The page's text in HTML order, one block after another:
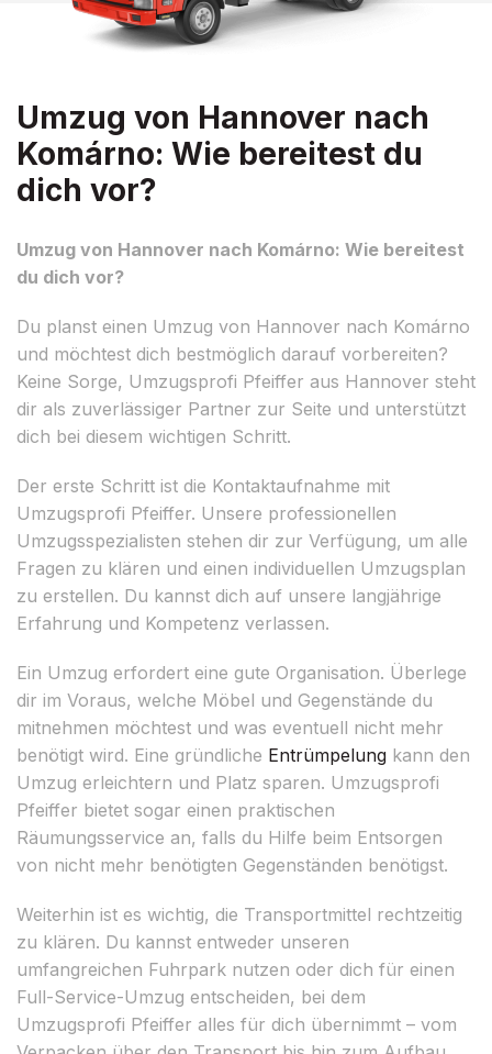
Umzug von Hannover nach
Komárno: Wie bereitest du
dich vor?
Umzug von Hannover nach Komárno: Wie bereitest
du dich vor?
Du planst einen Umzug von Hannover nach Komárno
und möchtest dich bestmöglich darauf vorbereiten?
Keine Sorge, Umzugsprofi Pfeiffer aus Hannover steht
dir als zuverlässiger Partner zur Seite und unterstützt
dich bei diesem wichtigen Schritt.
Der erste Schritt ist die Kontaktaufnahme mit
Umzugsprofi Pfeiffer. Unsere professionellen
Umzugsspezialisten stehen dir zur Verfügung, um alle
Fragen zu klären und einen individuellen Umzugsplan
zu erstellen. Du kannst dich auf unsere langjährige
Erfahrung und Kompetenz verlassen.
Ein Umzug erfordert eine gute Organisation. Überlege
dir im Voraus, welche Möbel und Gegenstände du
mitnehmen möchtest und was eventuell nicht mehr
benötigt wird. Eine gründliche Entrümpelung kann den
Umzug erleichtern und Platz sparen. Umzugsprofi
Pfeiffer bietet sogar einen praktischen
Räumungsservice an, falls du Hilfe beim Entsorgen
von nicht mehr benötigten Gegenständen benötigst.
Weiterhin ist es wichtig, die Transportmittel rechtzeitig
zu klären. Du kannst entweder unseren
umfangreichen Fuhrpark nutzen oder dich für einen
Full-Service-Umzug entscheiden, bei dem
Umzugsprofi Pfeiffer alles für dich übernimmt – vom